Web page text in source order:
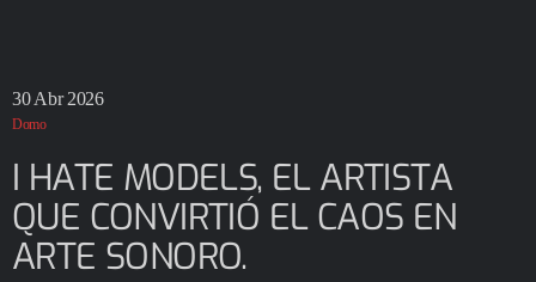
30 Abr 2026
Domo
I HATE MODELS, EL ARTISTA
QUE CONVIRTIÓ EL CAOS EN
ARTE SONORO.